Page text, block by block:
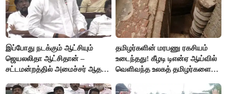
இப்போது நடக்கும் ஆட்சியும்
ஜெயலலிதா ஆட்சிதான் –
சட்டமன்றத்தில் அமைச்சர் ஆதவ்
தமிழர்களின் மரபணு ரகசியம்
உடைந்தது! கீழடி டிஎன்ஏ ஆய்வில்
வெளிவந்த உலகத் தமிழர்களை